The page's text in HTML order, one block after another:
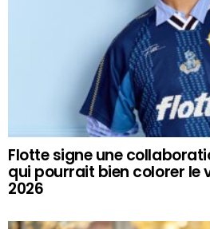
Flotte signe une
qui pourrait bien colorer le
2026